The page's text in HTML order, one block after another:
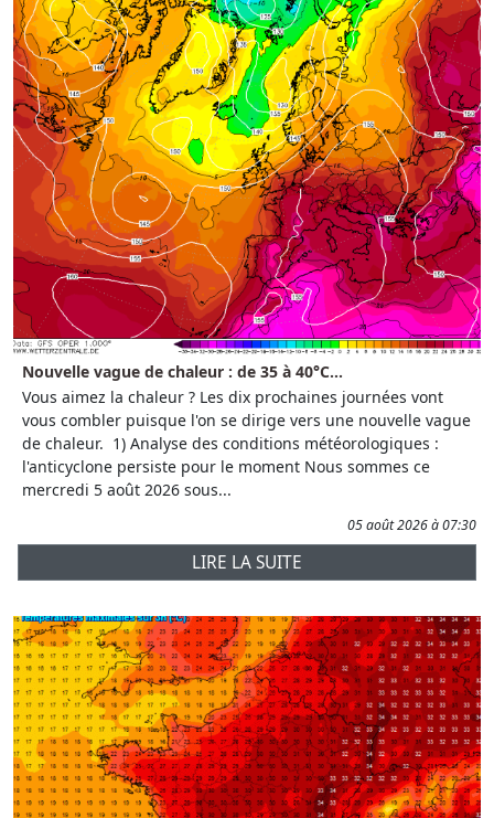
Nouvelle vague de chaleur : de 35 à 40°C...
Vous aimez la chaleur ? Les dix prochaines journées vont
vous combler puisque l'on se dirige vers une nouvelle vague
de chaleur. 1) Analyse des conditions météorologiques :
l'anticyclone persiste pour le moment Nous sommes ce
mercredi 5 août 2026 sous...
05 août 2026 à 07:30
LIRE LA SUITE